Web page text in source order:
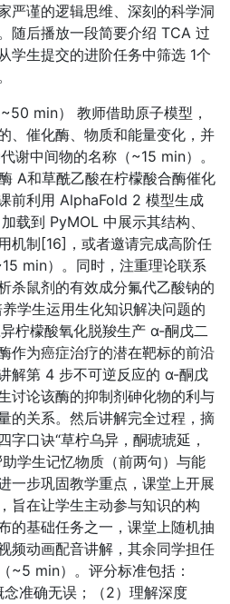
严谨的逻辑思维、深刻的科学洞
随后播放一段简要介绍 TCA 过
学生提交的进阶任务中筛选 1个
min） 教师借助原子模型，
、催化酶、物质和能量变化，并
谢中间物的名称（~15 min）。
A和草酰乙酸在柠檬酸合酶催化
前利用 AlphaFold 2 模型生成
载到 PyMOL 中展示其结构、
机制[16]，或者邀请完成高阶任
min）。同时，注重理论联系
杀鼠剂的有效成分氟代乙酸钠的
学生运用生化知识解决问题的
柠檬酸氧化脱羧生产 α-酮戊二
作为癌症治疗的潜在靶标的前沿
解第 4 步不可逆反应的 α-酮戊
讨论该酶的抑制剂砷化物的利与
的关系。然后讲解完全过程，摘
字口诀“草柠乌异，酮琥琥延，
学生记忆物质（前两句）与能
一步巩固教学重点，课堂上开展
旨在让学生主动参与知识的构
的基础任务之一，课堂上随机抽
频动画配音讲解，其余同学担任
~5 min）。评分标准包括：
念准确无误；（2）理解深度